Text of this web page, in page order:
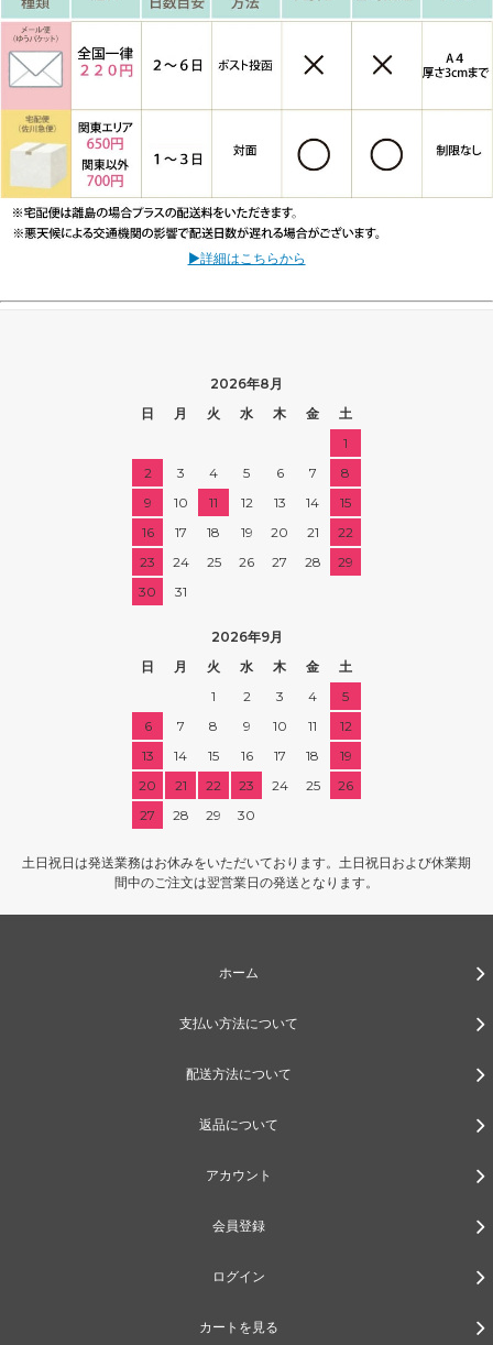
▶詳細はこちらから
2026年8月
日
月 火 水 木 金
土
1
2
3 4 5 6 7
8
9
10 11 12 13 14
15
16
17 18 19 20 21
22
23
24 25 26 27 28
29
30
31
2026年9月
日
月 火 水 木 金
土
1
2 3 4
5
6
7 8 9 10 11
12
13
14 15 16 17 18
19
20
21 22 23 24 25
26
27
28 29 30
土日祝日は発送業務はお休みをいただいております。土日祝日および休業期
間中のご注文は翌営業日の発送となります。
ホーム
支払い方法について
配送方法について
返品について
アカウント
会員登録
ログイン
カートを見る